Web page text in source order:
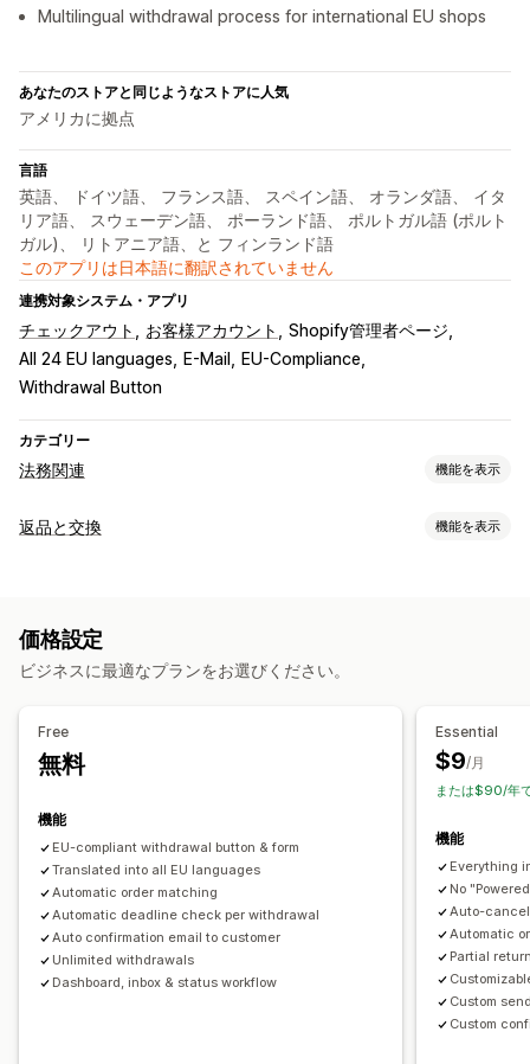
Multilingual withdrawal process for international EU shops
あなたのストアと同じようなストアに人気
アメリカに拠点
言語
英語、 ドイツ語、 フランス語、 スペイン語、 オランダ語、 イタ
リア語、 スウェーデン語、 ポーランド語、 ポルトガル語 (ポルト
ガル)、 リトアニア語、と フィンランド語
このアプリは日本語に翻訳されていません
連携対象システム・アプリ
チェックアウト お客様アカウント
Shopify管理者ページ
All 24 EU languages
E-Mail
EU-Compliance
Withdrawal Button
カテゴリー
法務関連 機能を表示
コンプライアンス
カスタマイズ
ポップアップ
色とフォント ウィジェット配置
返品と交換 機能を表示
返品管理
価格設定
ビジネスに最適なプランをお選びください。
Free
無料
機能
EU-compliant withdrawal button & form
Translated into all EU languages
Automatic order matching
Automatic deadline check per withdrawal
Auto confirmation email to customer
Unlimited withdrawals
Dashboard, inbox & status workflow
Essential
$9/月
または$90/年
機能
Everything
No
Auto-
Automatic
Partial
Custom
Custom